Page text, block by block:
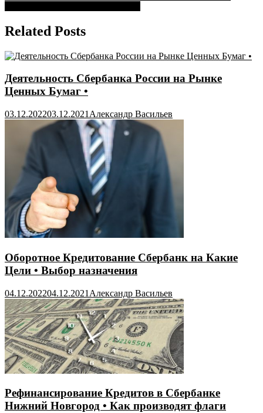
записям
Related Posts
Деятельность Сбербанка России на Рынке
Ценных Бумаг •
03.12.202203.12.2021 Александр Васильев
Оборотное Кредитование Сбербанк на Какие
Цели • Выбор назначения
04.12.202204.12.2021 Александр Васильев
Рефинансирование Кредитов в Сбербанке
Нижний Новгород • Как производят флаги